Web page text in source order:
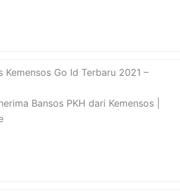
Kemensos Go Id Terbaru 2021 –
Bansos PKH dari Kemensos |